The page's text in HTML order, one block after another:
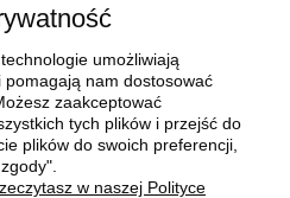
umożliwiają
pomagają nam dostosować
zaakceptować
tych plików i przejść do
plików do swoich preferencji,
w naszej Polityce